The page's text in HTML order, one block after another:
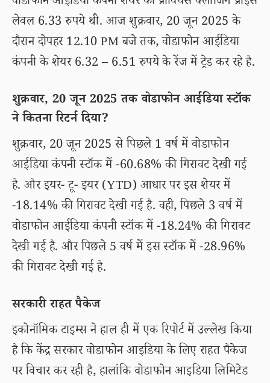
लेवल 6.33 रुपये थी. आज शुक्रवार, 20 जून 2025 के
दौरान दोपहर 12.10 PM बजे तक, वोडाफोन आईडिया
कंपनी के शेयर 6.32 – 6.51 रुपये के रेंज में ट्रेड कर रहे है.
शुक्रवार, 20 जून 2025 तक वोडाफोन आईडिया स्टॉक
ने कितना रिटर्न दिया?
शुक्रवार, 20 जून 2025 से पिछले 1 वर्ष में वोडाफोन
आईडिया कंपनी स्टॉक में -60.68% की गिरावट देखी गई
है. और इयर- टू- इयर (YTD) आधार पर इस शेयर में
-18.14% की गिरावट देखी गई है. वही, पिछले 3 वर्ष में
वोडाफोन आईडिया कंपनी स्टॉक में -18.24% की गिरावट
देखी गई है. और पिछले 5 वर्ष में इस स्टॉक में -28.96%
की गिरावट देखी गई है.
सरकारी राहत पैकेज
इकोनॉमिक टाइम्स ने हाल ही में एक रिपोर्ट में उल्लेख किया
है कि केंद्र सरकार वोडाफोन आइडिया के लिए राहत पैकेज
पर विचार कर रही है, हालांकि वोडाफोन आइडिया लिमिटेड